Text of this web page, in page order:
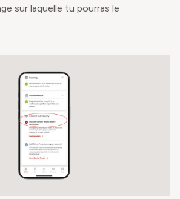
sur laquelle tu pourras le